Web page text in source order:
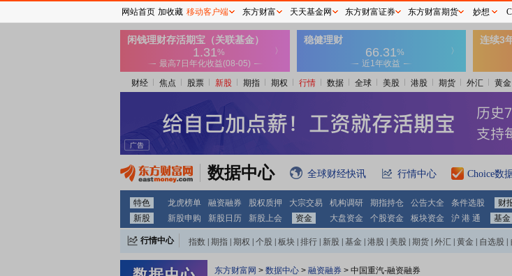
财经 焦点 股票 新股 期指 期权 行情 数据 全球 美股 港股 期货 外汇 黄金
数据中心 全球财经快讯 行情中心 Choice数
特色 龙虎榜单 融资融券 股权质押 大宗交易 机构调研 期指持仓 公告大全 条件选股 财
新股
新股申购 新股日历 新股上会 资金 大盘资金 个股资金 板块资金 沪 港 通 基金
行情中心 指数 期指 期权 个股 板块 排行 新股 基金 港股 美股 期货 外汇 黄金 自选股
东方财富网 > 数据中心 > 融资融券 > 中国重汽-融资融券
网站首页 加收藏 移动客户端 东方财富 天天基金网 东方财富证券 东方财富期货 妙想